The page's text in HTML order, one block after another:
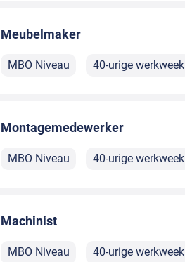
Meubelmaker
MBO Niveau 40-urige werkweek
Montagemedewerker
MBO Niveau 40-urige werkweek
Machinist
MBO Niveau 40-urige werkweek